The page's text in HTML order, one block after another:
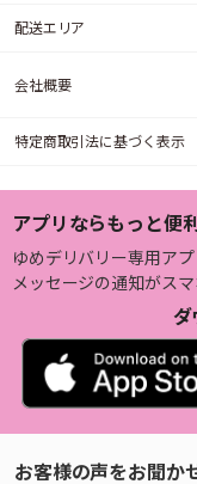
配送エリア
会社概要
特定商取引法に基づく表示
アプリならもっと便
ゆめデリバリー専用アプ
メッセージの通知がス
ダ
お客様の声をお聞か